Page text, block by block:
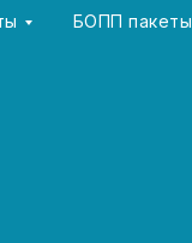
БОПП пакеты